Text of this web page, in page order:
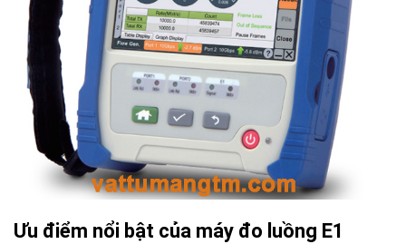
Ưu điểm nổi bật của máy đo luồng E1